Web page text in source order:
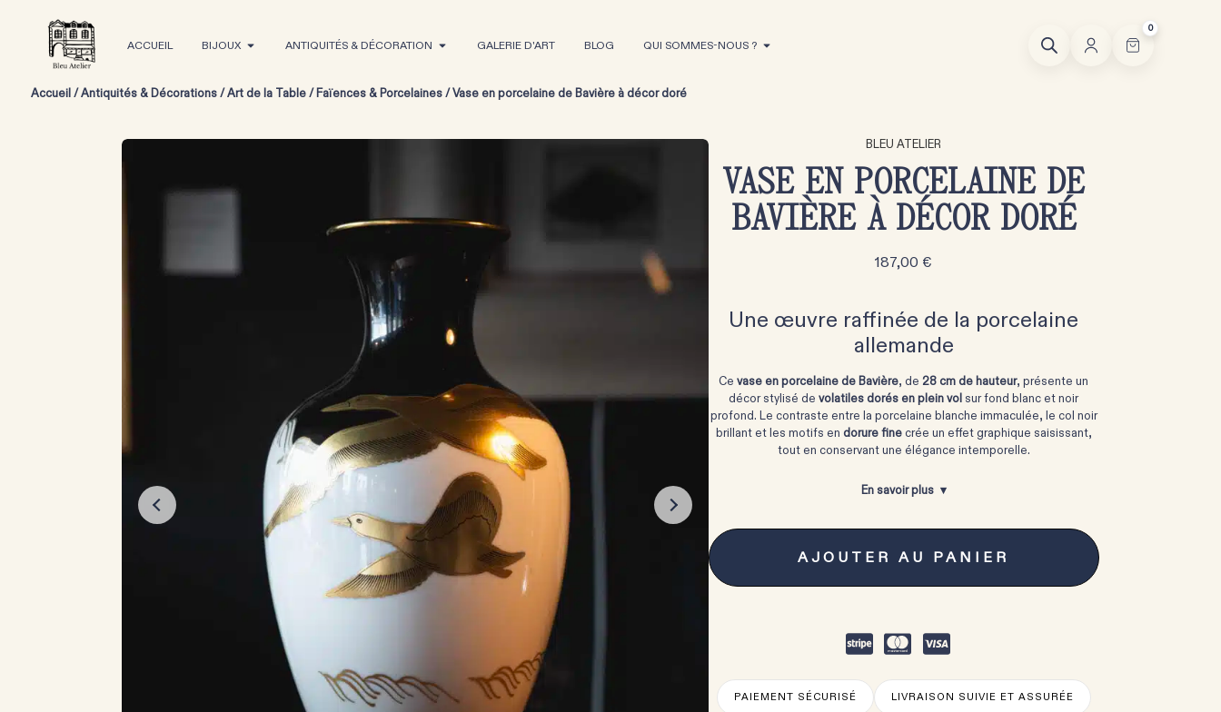
ACCUEIL BIJOUX ANTIQUITÉS & DÉCORATION GALERIE D'ART BLOG QUI SOMMES-NOUS ?
0
Accueil /Antiquités & Décorations/Art de la Table/ Faïences & Porcelaines/ Vase en porcelaine de Bavière à décor doré
BLEU ATELIER
VASE EN PORCELAINE DE
BAVIÈRE À DÉCOR DORÉ
187,00 €
Une œuvre raffinée de la porcelaine
allemande
Cevase en porcelaine de Bavière, de 28 cm de hauteur, présente un
décor stylisé devolatiles dorés en plein vol sur fond blanc et noir
profond. Le contraste entre la porcelaine blanche immaculée, le col noir
brillant et les motifs en dorure finecrée un effet graphique saisissant,
tout en conservant une élégance intemporelle.
En savoir plus
AJOUTER AU PANIER
PAIEMENT SÉCURISÉ LIVRAISON SUIVIE ET ASSURÉE